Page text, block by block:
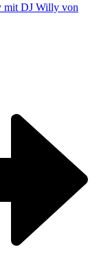
mit DJ Willy von